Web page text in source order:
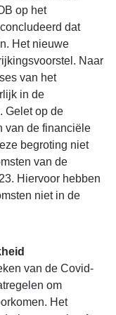
op het
dat
Het nieuwe
Naar
van het
in de
Gelet op de
van de financiële
begroting niet
van de
Hiervoor hebben
niet in de
van de Covid-
om
Het